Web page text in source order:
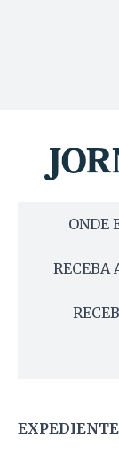
ONDE
RECEBA
EXPEDIENTE